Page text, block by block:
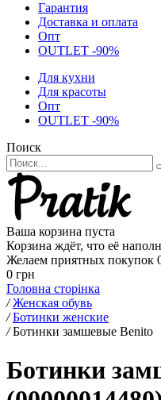
Гарантия
Доставка и оплата
Опт
OUTLET -90%
Для кухни
Для красоты
Опт
OUTLET -90%
Поиск
Ваша корзина пуста
Корзина ждёт, что её
Желаем приятных покупок
0 грн
Головна сторінка
/ Женская обувь
/ Ботинки женские
/ Ботинки замшевые Benito
Ботинки